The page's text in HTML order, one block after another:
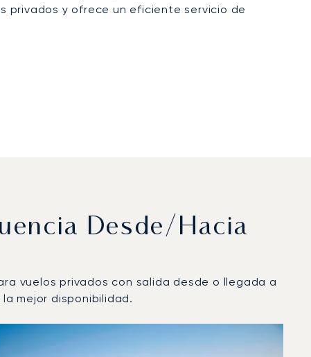
privados y ofrece un eficiente servicio de
Desde/hacia
vuelos privados con salida desde o llegada a
mejor disponibilidad.